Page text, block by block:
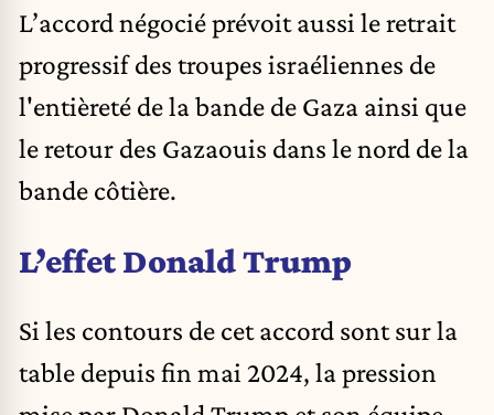
L’accord négocié prévoit aussi le retrait
progressif des troupes israéliennes de
l'entièreté de la bande de Gaza ainsi que
le retour des Gazaouis dans le nord de la
bande côtière.
L’effet Donald Trump
Si les contours de cet accord sont sur la
table depuis fin mai 2024, la pression